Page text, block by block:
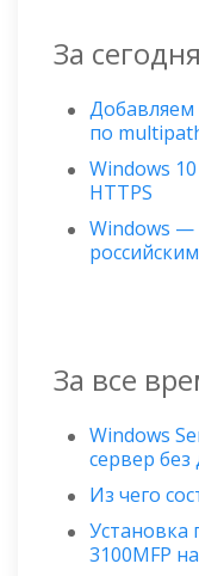
За
Добавляем
по
Windows
HTTPS
Windows —
За все
Windows
сервер
Из чего
Установка
3100MFP